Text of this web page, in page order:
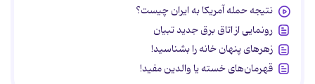
نتیجه حمله آمریکا به ایران چیست؟
رونمایی از اتاق برق جدید تبیان
زهرهای پنهان خانه را بشناسید!
قهرمان‌های خسته یا والدین مفید!